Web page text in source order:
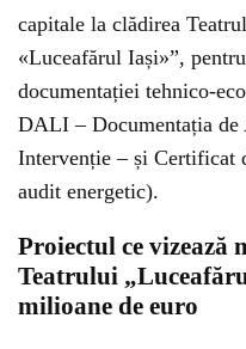
capitale la clădirea
«Luceafărul Iași»”,
documentației tehnico-
DALI – Documentația
Intervenție – și Certificat
audit energetic).
Proiectul ce vizează
Teatrului
milioane de euro